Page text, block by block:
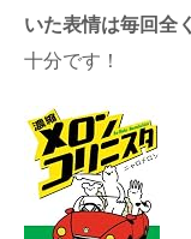
いた表情は毎回全
十分です！